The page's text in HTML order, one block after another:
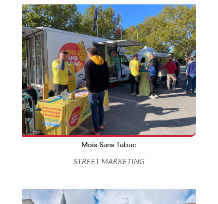
Mois Sans Tabac
STREET MARKETING